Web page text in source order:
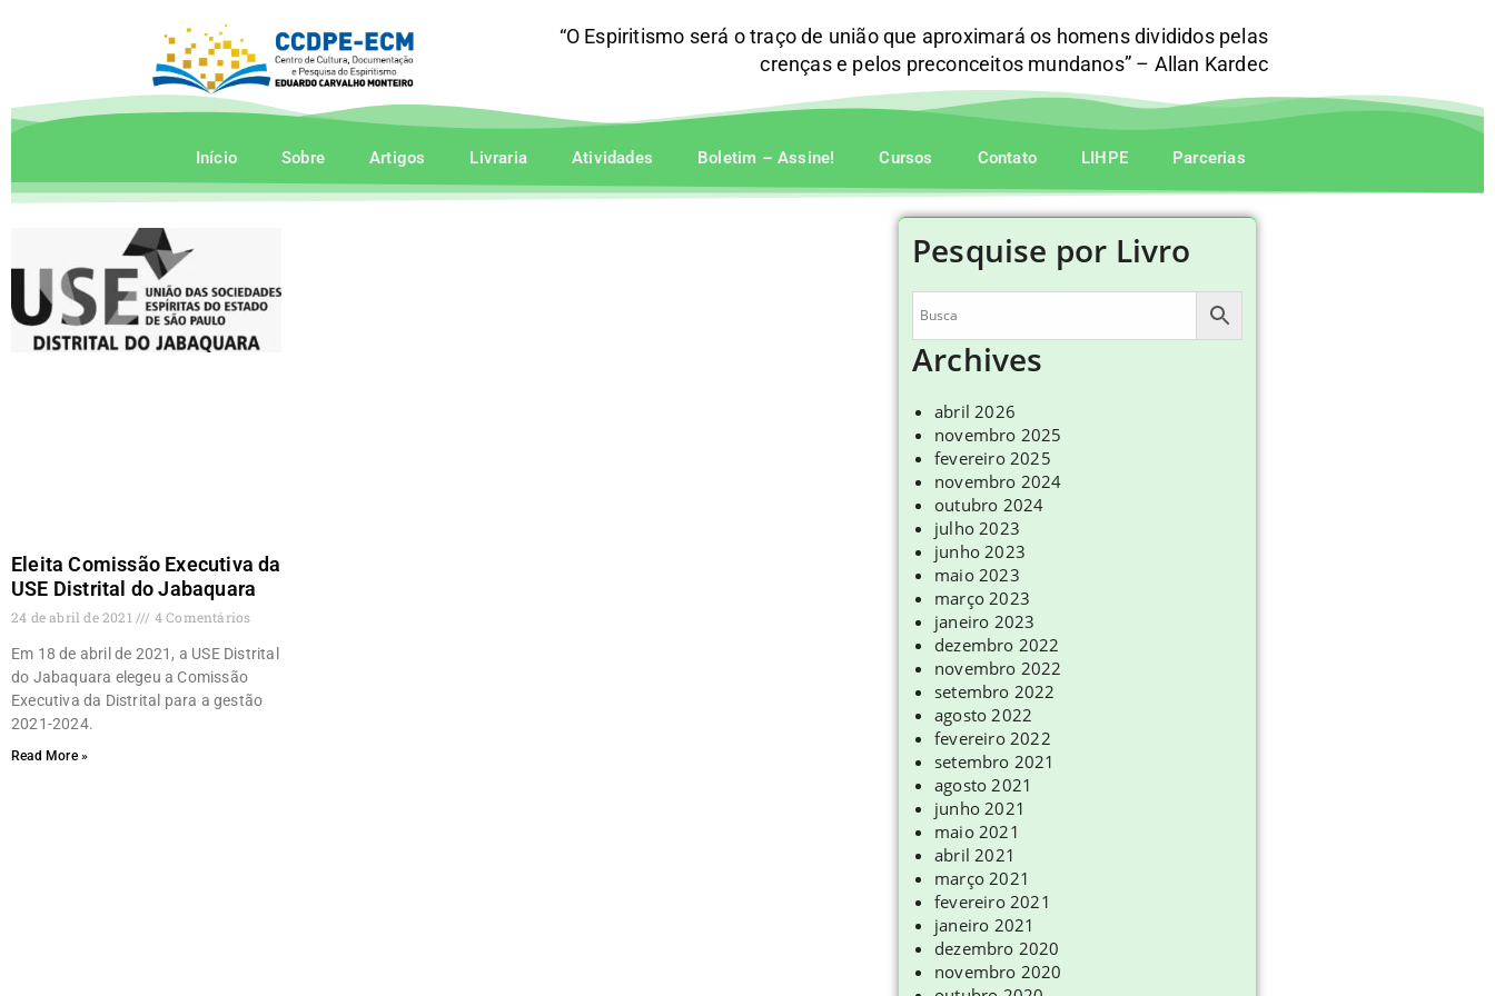
“O Espiritismo será o traço de união que aproximará os homens divididos pelas
crenças e pelos preconceitos mundanos” – Allan Kardec
Início Sobre Artigos Livraria Atividades Boletim – Assine! Cursos Contato LIHPE Parcerias
Eleita Comissão Executiva da
USE Distrital do Jabaquara
24 de abril de 2021 4 Comentários
Em 18 de abril de 2021, a USE Distrital
do Jabaquara elegeu a Comissão
Executiva da Distrital para a gestão
2021-2024.
Read More »
Pesquise por Livro
Archives
abril 2026
novembro 2025
fevereiro 2025
novembro 2024
outubro 2024
julho 2023
junho 2023
maio 2023
março 2023
janeiro 2023
dezembro 2022
novembro 2022
setembro 2022
agosto 2022
fevereiro 2022
setembro 2021
agosto 2021
junho 2021
maio 2021
abril 2021
março 2021
fevereiro 2021
janeiro 2021
dezembro 2020
novembro 2020